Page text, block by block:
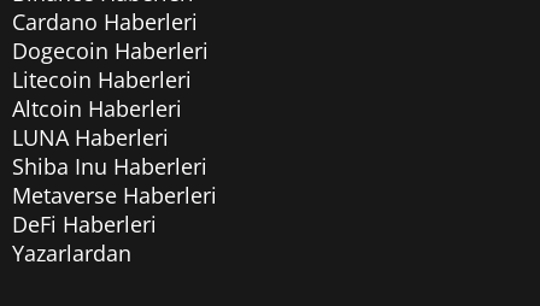
Cardano Haberleri
Dogecoin Haberleri
Litecoin Haberleri
Altcoin Haberleri
LUNA Haberleri
Shiba Inu Haberleri
Metaverse Haberleri
DeFi Haberleri
Yazarlardan